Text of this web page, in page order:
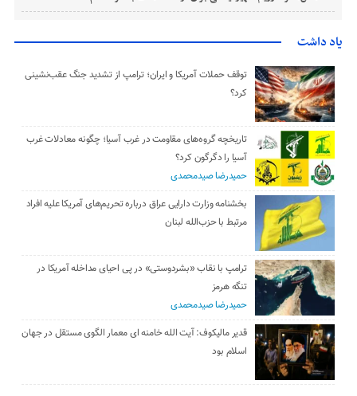
یاد داشت
توقف حملات آمریکا و ایران؛ ترامپ از تشدید جنگ عقب‌نشینی
کرد؟
تاریخچه گروه‌های مقاومت در غرب آسیا؛ چگونه معادلات غرب
آسیا را دگرگون کرد؟
حمیدرضا صیدمحمدی
بخشنامه وزارت دارایی عراق درباره تحریم‌های آمریکا علیه افراد
مرتبط با حزب‌الله لبنان
ترامپ با نقاب «بشردوستی» در پی احیای مداخله آمریکا در
تنگه هرمز
حمیدرضا صیدمحمدی
قدیر مالیکوف: آیت‌ الله خامنه‌ ای معمار الگوی مستقل در جهان
اسلام بود